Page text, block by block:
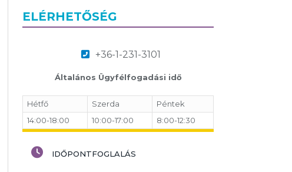
ELÉRHETŐSÉG
+36-1-231-3101
Általános Ügyfélfogadási idő
Hétfő Szerda
Péntek
14:00-18:00
10:00-17:00 8:00-12:30
IDŐPONTFOGLALÁS